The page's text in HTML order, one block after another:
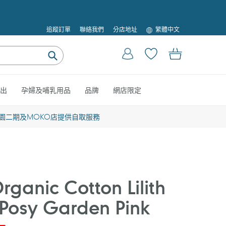
追蹤訂單 聯絡我們 分店地址
語
言
繁體中文
提
登入 購物車
孕婦及哺乳用品 品牌 網店限定
二期及MOKO店提供自取服務
Cotton Lilith
Garden Pink